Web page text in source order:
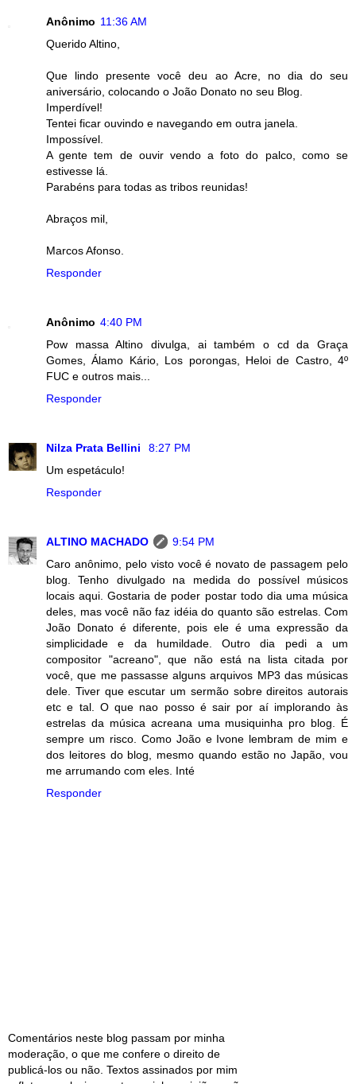
Anônimo 11:36 AM
Querido Altino,
Que lindo presente você deu ao Acre, no dia do seu
aniversário, colocando o João Donato no seu Blog.
Imperdível!
Tentei ficar ouvindo e navegando em outra janela.
Impossível.
A gente tem de ouvir vendo a foto do palco, como se
estivesse lá.
Parabéns para todas as tribos reunidas!
Abraços mil,
Marcos Afonso.
Responder
Anônimo 4:40 PM
Pow massa Altino divulga, ai também o cd da Graça
Gomes, Álamo Kário, Los porongas, Heloi de Castro, 4º
FUC e outros mais...
Responder
Nilza Prata Bellini
8:27 PM
Um espetáculo!
Responder
ALTINO MACHADO
9:54 PM
Caro anônimo, pelo visto você é novato de passagem pelo
blog. Tenho divulgado na medida do possível músicos
locais aqui. Gostaria de poder postar todo dia uma música
deles, mas você não faz idéia do quanto são estrelas. Com
João Donato é diferente, pois ele é uma expressão da
simplicidade e da humildade. Outro dia pedi a um
compositor "acreano", que não está na lista citada por
você, que me passasse alguns arquivos MP3 das músicas
dele. Tiver que escutar um sermão sobre direitos autorais
etc e tal. O que nao posso é sair por aí implorando às
estrelas da música acreana uma musiquinha pro blog. É
sempre um risco. Como João e Ivone lembram de mim e
dos leitores do blog, mesmo quando estão no Japão, vou
me arrumando com eles. Inté
Responder
Comentários neste blog passam por minha
moderação, o que me confere o direito de
publicá-los ou não. Textos assinados por mim